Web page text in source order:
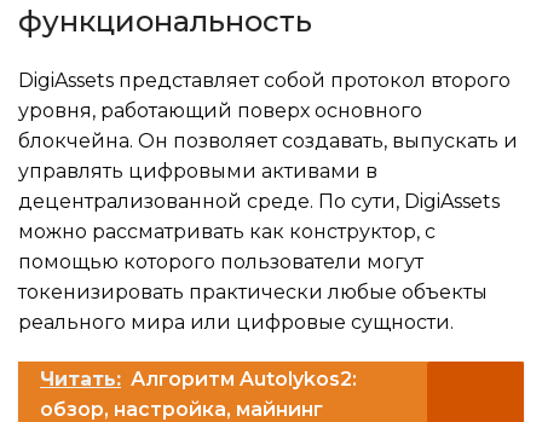
функциональность
DigiAssets представляет собой протокол второго
уровня, работающий поверх основного
блокчейна. Он позволяет создавать, выпускать и
управлять цифровыми активами в
децентрализованной среде. По сути, DigiAssets
можно рассматривать как конструктор, с
помощью которого пользователи могут
токенизировать практически любые объекты
реального мира или цифровые сущности.
Читать: Алгоритм Autolykos2:
обзор, настройка, майнинг